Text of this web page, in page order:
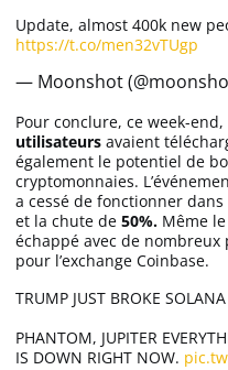
Update, almost 400k new
https://t.co/men32vTUgp
— Moonshot
Pour conclure, ce week-
utilisateurs avaient
également le potentiel de
cryptomonnaies.
a cessé de fonctionner
et la chute de 50%. Même
échappé avec de nombreux
pour l’exchange Coinbase.
TRUMP JUST BROKE SOLANA
PHANTOM, JUPITER
IS DOWN RIGHT NOW.